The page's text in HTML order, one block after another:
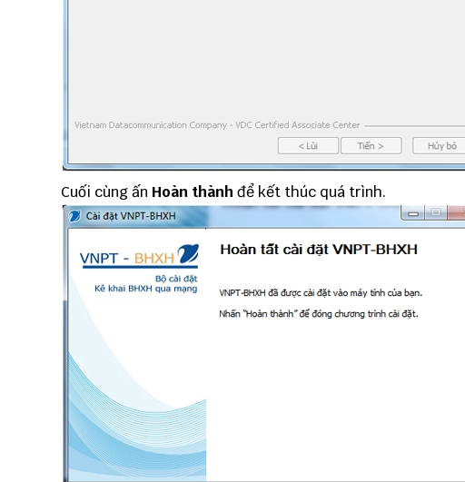
Cuối cùng ấn Hoàn thành để kết thúc quá trình.